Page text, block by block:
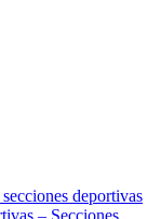
deportivas